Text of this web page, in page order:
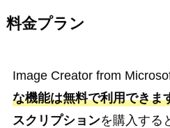
料金プラン
Image Creator from
な機能は無料で利用できま
スクリプションを購入する